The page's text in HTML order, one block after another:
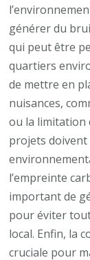
générer du
qui peut être
quartiers
de mettre en
nuisances,
ou la limitation
projets
l’empreinte
important de
pour éviter
local. Enfin, la
cruciale pour